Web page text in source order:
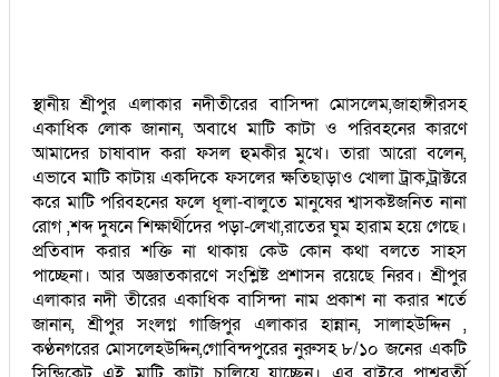
স্থানীয় শ্রীপুর এলাকার নদীতীরের বাসিন্দা মোসলেম,জাহাঙ্গীরসহ
একাধিক লোক জানান, অবাধে মাটি কাটা ও পরিবহনের কারণে
আমাদের চাষাবাদ করা ফসল হুমকীর মুখে। তারা আরো বলেন,
এভাবে মাটি কাটায় একদিকে ফসলের ক্ষতিছাড়াও খোলা ট্রাক,ট্রাক্টরে
করে মাটি পরিবহনের ফলে ধূলা-বালুতে মানুষের শ্বাসকষ্টজনিত নানা
রোগ ,শব্দ দুষনে শিক্ষার্থীদের পড়া-লেখা,রাতের ঘুম হারাম হয়ে গেছে।
প্রতিবাদ করার শক্তি না থাকায় কেউ কোন কথা বলতে সাহস
পাচ্ছেনা। আর অজ্ঞাতকারণে সংশ্লিষ্ট প্রশাসন রয়েছে নিরব। শ্রীপুর
এলাকার নদী তীরের একাধিক বাসিন্দা নাম প্রকাশ না করার শর্তে
জানান, শ্রীপুর সংলগ্ন গাজিপুর এলাকার হান্নান, সালাহউদ্দিন ,
কণ্ঠনগরের মোসলেহউদ্দিন,গোবিন্দপুরের নুরুসহ ৮/১০ জনের একটি